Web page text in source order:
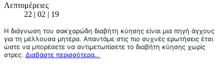
Λεπτομέρειες
22 | 02 | 19
H διάγνωση του σακχαρώδη διαβήτη κύησης είναι μια πηγή άγχους
για τη μέλλουσα μητέρα. Απαντάμε στις πιο συχνές ερωτήσεις έτσι
ώστε να μπορέσετε να αντιμετωπίσετε το διαβήτη κύησης χωρίς
στρες. Διαβάστε περισσότερα..